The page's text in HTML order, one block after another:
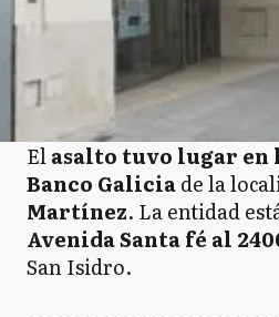
Elasalto tuvo lugar en
Banco Galiciade la
Martínez. La entidad
Avenida Santa fé al
San Isidro.